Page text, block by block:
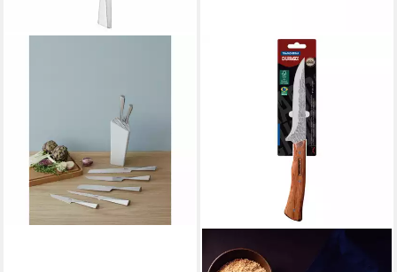
109,00 €
lieferbar - in 2-3 Werktagen bei dir
TRAMONTINA
Ausbeinmesser NÔMADE -